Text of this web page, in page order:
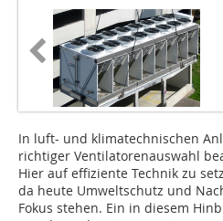
In luft- und klimatechnischen
richtiger Ventilatorenauswahl
Hier auf effiziente Technik zu
da heute Umweltschutz und
Fokus stehen. Ein in diesem